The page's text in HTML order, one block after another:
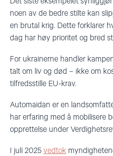
noen av de bedre stilte kan
en brutal krig. Dette forklarer
dag har høy prioritet og bred
For ukrainerne handler
talt om liv og død – ikke om
tilfredsstille EU-krav.
Automaidan er en
har erfaring med å mobilisere
opprettelse under
I juli 2025 vedtok